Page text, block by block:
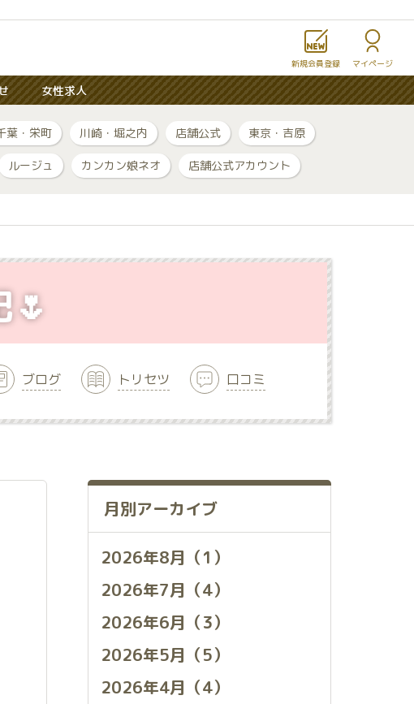
新規会員登録 マイページ
女性求人
葉・栄町 川崎・堀之内 店舗公式 東京・吉原
ルージュ カンカン娘ネオ 店舗公式アカウント
ブログ トリセツ 口コミ
月別アーカイブ
2026年8月（1）
2026年7月（4）
2026年6月（3）
2026年5月（5）
2026年4月（4）